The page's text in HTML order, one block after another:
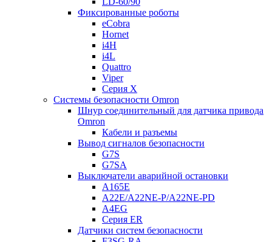
Фиксированные роботы
eCobra
Hornet
i4H
i4L
Quattro
Viper
Серия X
Системы безопасности Omron
Шнур соединительный для датчика привода
Omron
Кабели и разъемы
Вывод сигналов безопасности
G7S
G7SA
Выключатели аварийной остановки
A165E
A22E/A22NE-P/A22NE-PD
A4EG
Серия ER
Датчики систем безопасности